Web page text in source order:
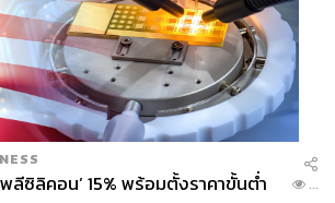
ลีซิลิคอน’ 15% พร้อมตั้งราคาขั้นต่ำ
...